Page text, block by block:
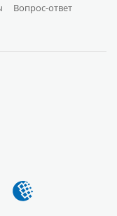
Вопрос-ответ